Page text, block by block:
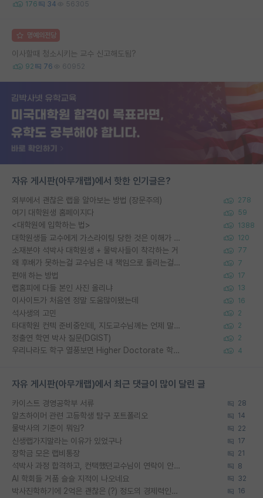
176 34 56305
명예의전당
이사할때 청소시키는 교수 신고해도됨?
92 76 60952
자유 게시판(아무개랩)에서 핫한 인기글은?
외부에서 괜찮은 랩을 알아보는 방법 (장문주의) 278
여기 대학원생 홈페이지다 59
<대학원에 입학하는 법> 1388
대학원생들 교수에게 가스라이팅 당한 것은 이해가 갑니다. 안타깝네요. 120
소재분야 석박사 대학원생 + 물박사들이 착각하는 거 77
왜 후배가 못하는걸 교수님은 내 책임으로 돌리는걸까요? 7
편애 하는 방법 17
랩홈피에 다들 본인 사진 올리냐 13
이사이트가 처음엔 정말 도움많이됐는데 16
석사생의 고민 2
타대학원 컨텍 준비중인데, 지도교수님께는 언제 말씀드려야 할까요? 2
정출연 학연 박사 질문(DGIST) 2
우리나라도 학구 열풍보면 Higher Doctorate 학위가 필요하다고 봅니다. 4
자유 게시판(아무개랩)에서 최근 댓글이 많이 달린 글
카이스트 경영공학부 서류 28
알츠하이머 관련 고등학생 탐구 포트폴리오 14
물박사의 기준이 뭐임? 22
신생랩가지말라는 이유가 있었구나 17
장학금 모은 랩비통장 21
석박사 과정 합격하고, 컨택했던교수님이 연락이 안됩니다... 8
AI 학회들 거품 슬슬 지적이 나오네요 32
박사진학하기에 2억은 괜찮은 (?) 정도의 경제력인가요 16